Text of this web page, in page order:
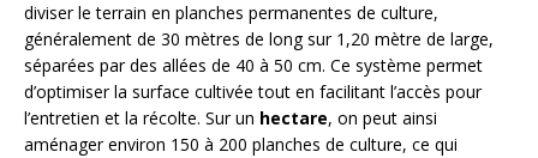
diviser le terrain en planches permanentes de culture,
généralement de 30 mètres de long sur 1,20 mètre de large,
séparées par des allées de 40 à 50 cm. Ce système permet
d’optimiser la surface cultivée tout en facilitant l’accès pour
l’entretien et la récolte. Sur un hectare, on peut ainsi
aménager environ 150 à 200 planches de culture, ce qui